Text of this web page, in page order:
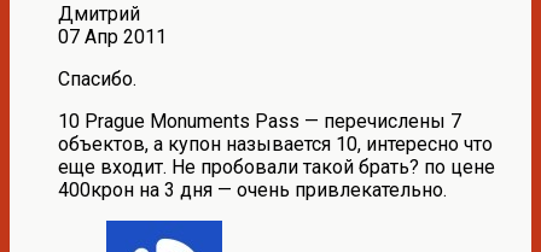
Дмитрий
07 Апр 2011
Спасибо.
10 Prague Monuments Pass — перечислены 7
объектов, а купон называется 10, интересно что
еще входит. Не пробовали такой брать? по цене
400крон на 3 дня — очень привлекательно.